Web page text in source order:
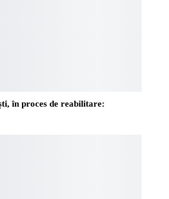
în proces de reabilitare: